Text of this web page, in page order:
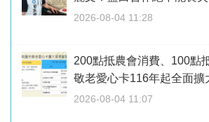
2026-08-04 11:28
200點抵農會消費、100點
敬老愛心卡116年起全面擴
2026-08-04 11:07